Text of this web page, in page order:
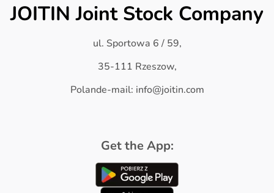
JOITIN Joint Stock Company
ul. Sportowa 6 / 59,
35-111 Rzeszow,
Polande-mail: info@joitin.com
Get the App: